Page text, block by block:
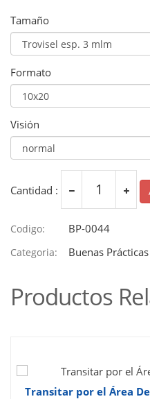
Tamaño
Formato
Visión
Cantidad :
Codigo: BP-0044
Categoria: Buenas Prácticas
Productos
Transitar por el Área